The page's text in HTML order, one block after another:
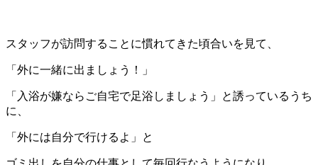
スタッフが訪問することに慣れてきた頃合いを見て、
「外に一緒に出ましょう！」
「入浴が嫌ならご自宅で足浴しましょう」と誘っているうち
に、
「外には自分で行けるよ」と